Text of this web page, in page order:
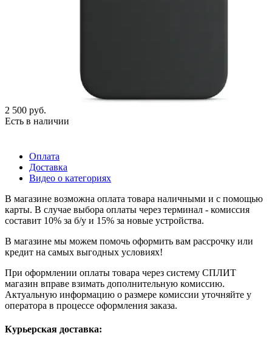
2 500 руб.
Есть в наличии
Оплата
Доставка
Видео о категориях
В магазине возможна оплата товара наличными и с помощью
карты. В случае выбора оплаты через терминал - комиссия
составит 10% за б/у и 15% за новые устройства.
В магазине мы можем помочь оформить вам рассрочку или
кредит на самых выгодных условиях!
При оформлении оплаты товара через систему СПЛИТ
магазин вправе взимать дополнительную комиссию.
Актуальную информацию о размере комиссии уточняйте у
оператора в процессе оформления заказа.
Курьерская доставка: